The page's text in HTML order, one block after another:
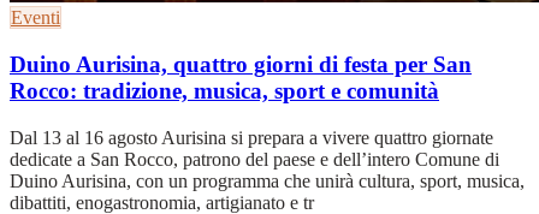
Eventi
Duino Aurisina, quattro giorni di festa per San
Rocco: tradizione, musica, sport e comunità
Dal 13 al 16 agosto Aurisina si prepara a vivere quattro giornate
dedicate a San Rocco, patrono del paese e dell’intero Comune di
Duino Aurisina, con un programma che unirà cultura, sport, musica,
dibattiti, enogastronomia, artigianato e tr